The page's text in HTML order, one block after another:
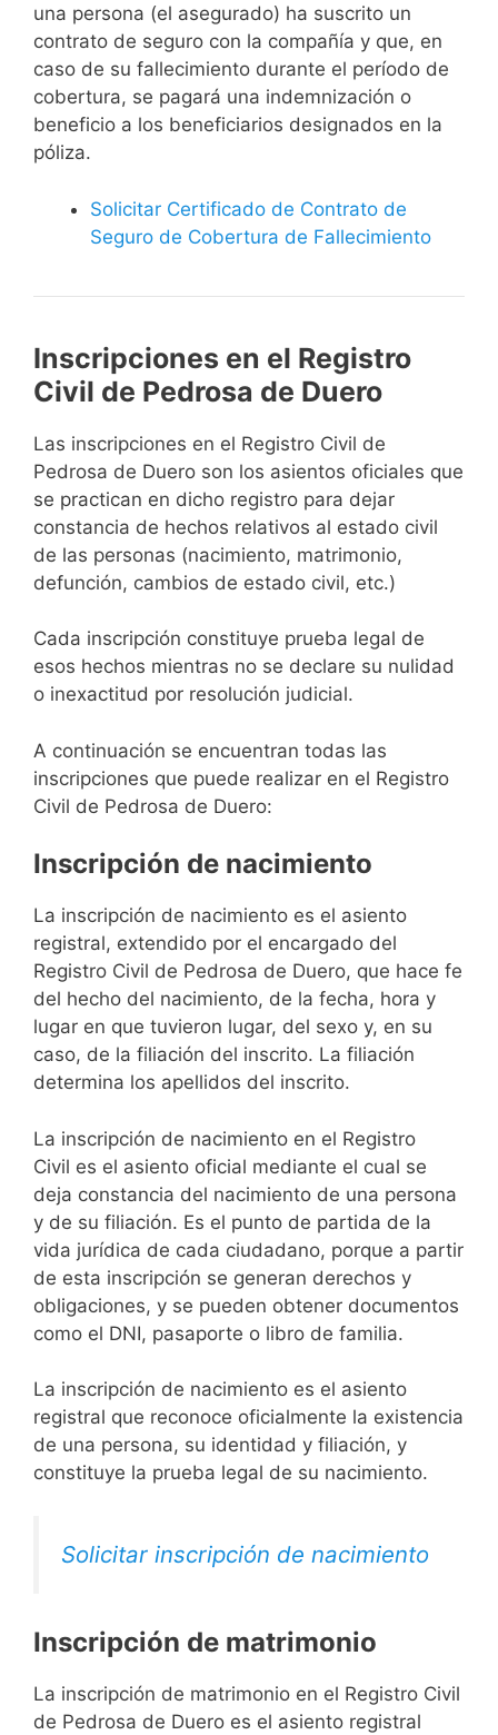
una persona (el asegurado) ha suscrito un
contrato de seguro con la compañía y que, en
caso de su fallecimiento durante el período de
cobertura, se pagará una indemnización o
beneficio a los beneficiarios designados en la
póliza.
Solicitar Certificado de Contrato de
Seguro de Cobertura de Fallecimiento
Inscripciones en el Registro
Civil de Pedrosa de Duero
Las inscripciones en el Registro Civil de
Pedrosa de Duero son los asientos oficiales que
se practican en dicho registro para dejar
constancia de hechos relativos al estado civil
de las personas (nacimiento, matrimonio,
defunción, cambios de estado civil, etc.)
Cada inscripción constituye prueba legal de
esos hechos mientras no se declare su nulidad
o inexactitud por resolución judicial.
A continuación se encuentran todas las
inscripciones que puede realizar en el Registro
Civil de Pedrosa de Duero:
Inscripción de nacimiento
La inscripción de nacimiento es el asiento
registral, extendido por el encargado del
Registro Civil de Pedrosa de Duero, que hace fe
del hecho del nacimiento, de la fecha, hora y
lugar en que tuvieron lugar, del sexo y, en su
caso, de la filiación del inscrito. La filiación
determina los apellidos del inscrito.
La inscripción de nacimiento en el Registro
Civil es el asiento oficial mediante el cual se
deja constancia del nacimiento de una persona
y de su filiación. Es el punto de partida de la
vida jurídica de cada ciudadano, porque a partir
de esta inscripción se generan derechos y
obligaciones, y se pueden obtener documentos
como el DNI, pasaporte o libro de familia.
La inscripción de nacimiento es el asiento
registral que reconoce oficialmente la existencia
de una persona, su identidad y filiación, y
constituye la prueba legal de su nacimiento.
Solicitar inscripción de nacimiento
Inscripción de matrimonio
La inscripción de matrimonio en el Registro Civil
de Pedrosa de Duero es el asiento registral